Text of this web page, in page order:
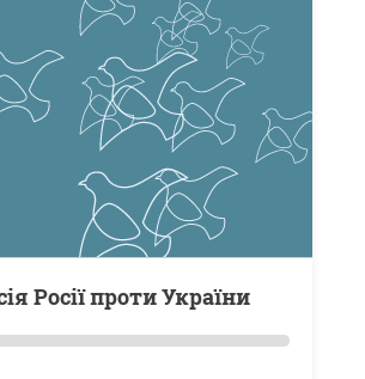
Росії проти України